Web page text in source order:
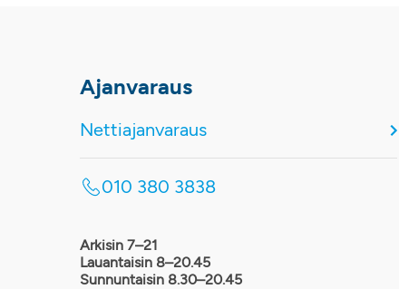
Ajanvaraus
Nettiajanvaraus
010 380 3838
Arkisin 7–21
Lauantaisin 8–20.45
Sunnuntaisin 8.30–20.45